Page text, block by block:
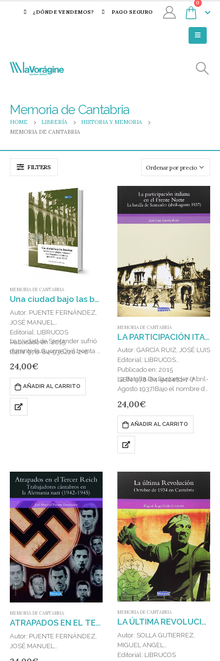
¿DÓNDE VENDEMOS? PAGO SEGURO
0
Memoria de Cantabria
HOME LIBRERÍA
HISTORIA Y MEMORIA
MEMORIA DE CANTABRIA
FILTERS
MEMORIA DE CANTABRIA
Una ciudad bajo las bombas : BOMBARDEOS Y REFUGIOS ANTIAEREOS EN EL SANTANDER REPUBLICANO (JULIO 1936-AGOSTO
Autor: PUENTE FERNÁNDEZ,
JOSÉ MANUEL
Editorial: LIBRUCOS
Publicado en: 2015
ISBN: 978-84-938220-2-6
La ciudad de Santander sufrió
durante la Guerra Civil treinta y
de los cuales se produjo en…
24,00€
AÑADIR AL CARRITO
MEMORIA DE CANTABRIA
LA PARTICIPACIÓN ITALIANA EN EL FRENTE NORTE : LA BATALLA DE SANTANDER (ABRIL-AGOSTO 1937)
Autor: GARCÍA RUIZ, JOSÉ LUIS
Editorial: LIBRUCOS
Publicado en: 2015
ISBN: 978-84-942481-7-7
La Batalla De Santander (Abril-
Agosto 1937)Bajo el nombre de
se conocieron a las tropas de
voluntarios italianos (fascistas…
24,00€
AÑADIR AL CARRITO
MEMORIA DE CANTABRIA
ATRAPADOS EN EL TERDER REICH : TRABAJADORES CÁNTABROS EN LA ALEMANIA NAZI (1942-1945)
Autor: PUENTE FERNÁNDEZ,
JOSÉ MANUEL
MEMORIA DE CANTABRIA
LA ÚLTIMA REVOLUCIÓN
Autor: SOLLA GUTIERREZ,
MIGUEL ANGEL
Editorial: LIBRUCOS